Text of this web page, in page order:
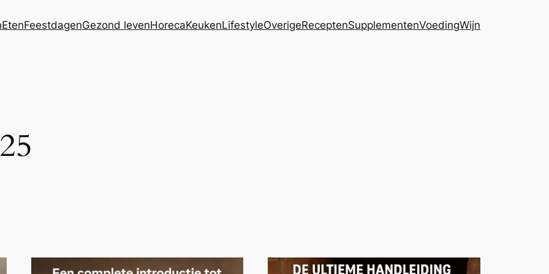
EtenFeestdagenGezond levenHorecaKeukenLifestyleOverigeReceptenSupplementenVoedingWijn